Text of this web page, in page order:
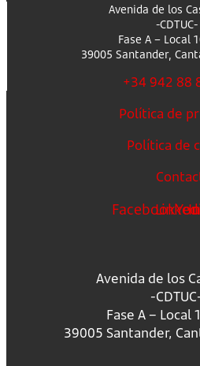
Avenida de los
-CDTUC-
Fase A – Local
39005 Santander,
+34 942 88
Política de
Política de
Facebook
Avenida de los
-
Fase A – Local
39005 Santander,